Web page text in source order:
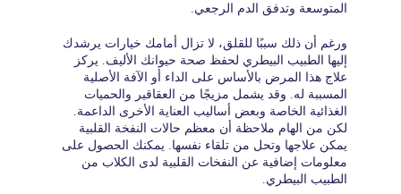
المتوسعة وتدفق الدم الرجعي.
ورغم أن ذلك سببًا للقلق، لا تزال أمامك خيارات يرشدك
إليها الطبيب البيطري لحفظ صحة حيوانك الأليف. يركز
علاج هذا المرض بالأساس على الداء أو الآفة الأصلية
المسببة له. وقد يشمل مزيجًا من العقاقير والحميات
الغذائية الخاصة وبعض أساليب العناية الأخرى الداعمة.
لكن من الهام ملاحظة أن معظم حالات النفخة القلبية
يمكن علاجها وتحل من تلقاء نفسها. يمكنك الحصول على
معلومات إضافية عن النفخات القلبية لدى الكلاب من
الطبيب البيطري.